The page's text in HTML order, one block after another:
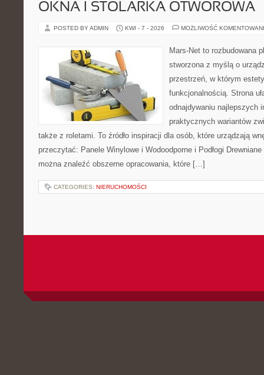
OKNA I STOLARKA OTWOROWA
POSTED BY ADMIN KWI - 7 - 2026 MOŻLIWOŚĆ
Mars-Net to rozbudowana
stworzona z myślą o
przestrzeń, w którym
funkcjonalnością. Strona
odnajdywaniu najlepszych
praktycznych wariantów
także z roletami. To źródło inspiracji dla osób, które urządzają
przeczytać: Panele Winylowe i Wodoodporne i Podłogi
można znaleźć obszerne opracowania, które […]
CATEGORIES: NIERUCHOMOŚCI